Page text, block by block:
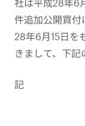
社は平成28年6
件追加公開買付
28年6月15日を
きまして、下記
記